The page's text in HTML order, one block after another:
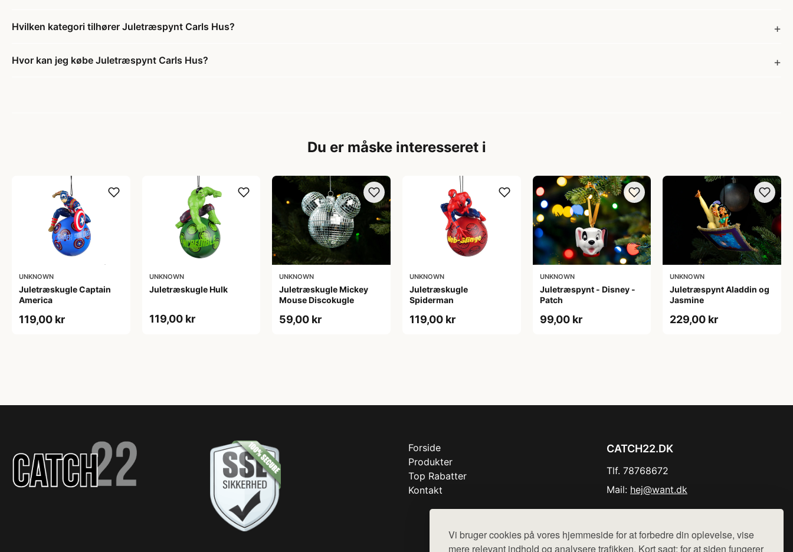
Vi bruger cookies på vores hjemmeside for at forbedre din oplevelse, vise
mere relevant indhold og analysere trafikken. Kort sagt: for at siden fungerer
Hvilken kategori tilhører Juletræspynt Carls Hus?
Hvor kan jeg købe Juletræspynt Carls Hus?
Du er måske interesseret i
UNKNOWN
Juletræskugle Captain
America
119,00 kr
UNKNOWN
Juletræskugle Hulk
119,00 kr
UNKNOWN
Juletræskugle Mickey
Mouse Discokugle
59,00 kr
UNKNOWN
Juletræskugle
Spiderman
119,00 kr
UNKNOWN
Juletræspynt - Disney -
Patch
99,00 kr
UNKNOWN
Juletræspynt Aladdin og
Jasmine
229,00 kr
Forside
Produkter
Top Rabatter
Kontakt
CATCH22.DK
Tlf. 78768672
Mail: hej@want.dk